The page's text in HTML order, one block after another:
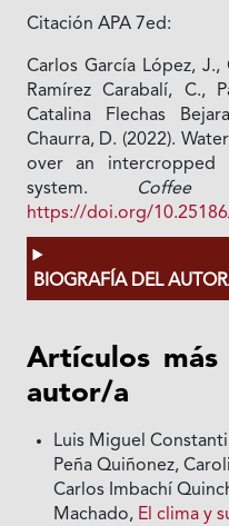
Citación APA 7ed:
Carlos García López,
Ramírez Carabalí, C.,
Catalina Flechas
Chaurra, D. (2022).
over an intercropped
system.
Coffee
https://doi.org/
BIOGRAFÍA DEL
Artículos
autor/a
Luis Miguel
Peña Quiñonez,
Carlos Imbachí
Machado, El clima y